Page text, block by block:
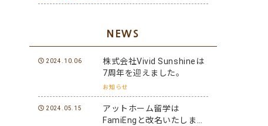
NEWS
2024.10.06
株式会社Vivid Sunshineは
7周年を迎えました。
お知らせ
2024.05.15
アットホーム留学は
FamiEngと改名いたしまし